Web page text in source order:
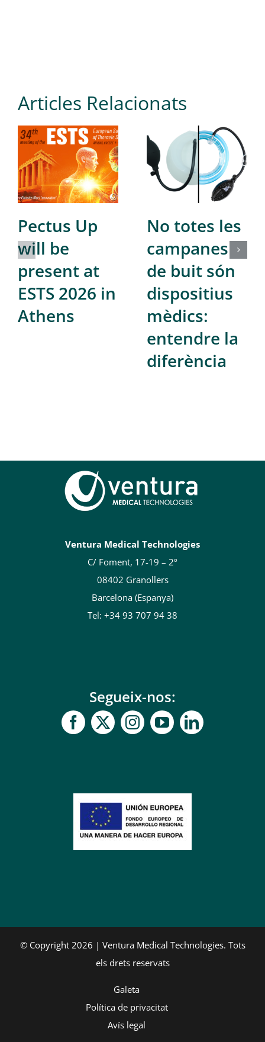
Articles Relacionats
Pectus Up
will be
present at
ESTS 2026 in
Athens
No totes les
campanes
de buit són
dispositius
mèdics:
entendre la
diferència
Ventura Medical Technologies
C/ Foment, 17-19 – 2º
08402 Granollers
Barcelona (Espanya)
Tel: +34 93 707 94 38
Segueix-nos:
© Copyright 2026 | Ventura Medical Technologies. Tots
els drets reservats
Galeta
Política de privacitat
Avís legal